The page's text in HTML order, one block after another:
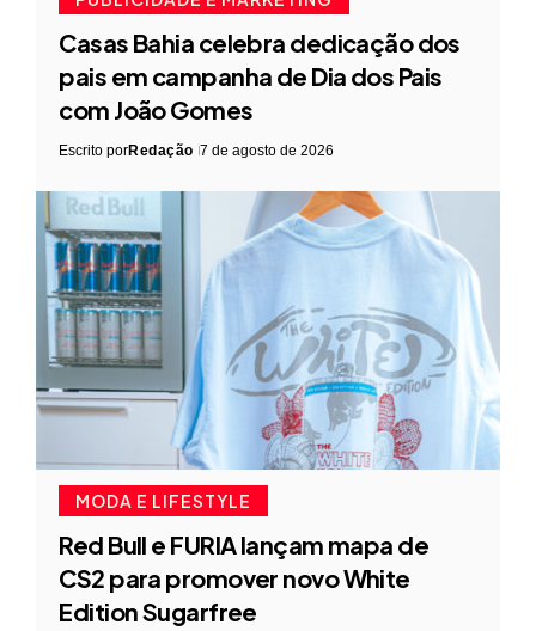
Casas Bahia celebra dedicação dos
pais em campanha de Dia dos Pais
com João Gomes
Escrito porRedação 7 de agosto de 2026
MODA E LIFESTYLE
Red Bull e FURIA lançam mapa de
CS2 para promover novo White
Edition Sugarfree